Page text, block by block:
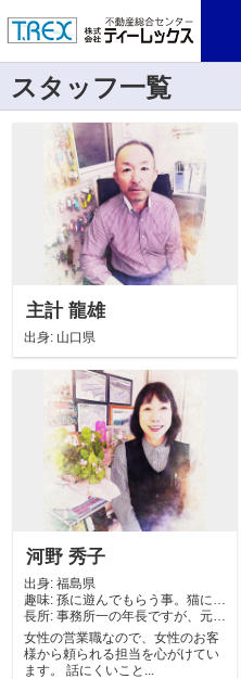
スタッフ一覧
主計 龍雄
出身: 山口県
河野 秀子
出身: 福島県
趣味: 孫に遊んでもらう事。猫に遊
んでもらう事。...
長所: 事務所一の年長ですが、元気
とやる気は負け...
女性の営業職なので、女性のお客
様から頼られる担当を心がけてい
ます。 話にくいこと...